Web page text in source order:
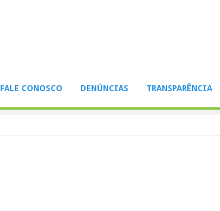
FALE CONOSCO DENÚNCIAS TRANSPARÊNCIA